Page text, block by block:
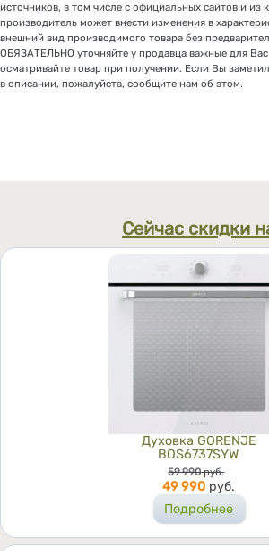
источников, в том числе с официальных сайтов и из
производитель может внести изменения в
внешний вид производимого товара без
ОБЯЗАТЕЛЬНО уточняйте у продавца важные для
осматривайте товар при получении. Если Вы
в описании, пожалуйста, сообщите нам об этом.
Сейчас скидки
Духовка GORENJE
BOS6737SYW
Цена
59 990 руб.
49 990 руб.
Подробнее